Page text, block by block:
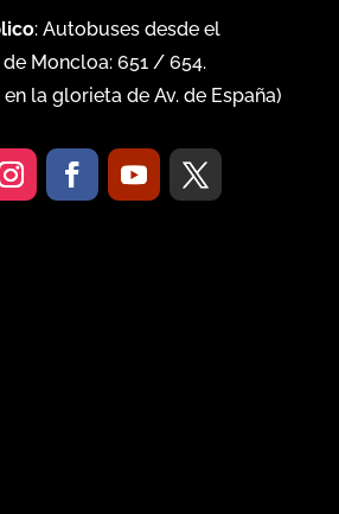
: Autobuses desde el
Moncloa: 651/ 654.
la glorieta de Av. de España)